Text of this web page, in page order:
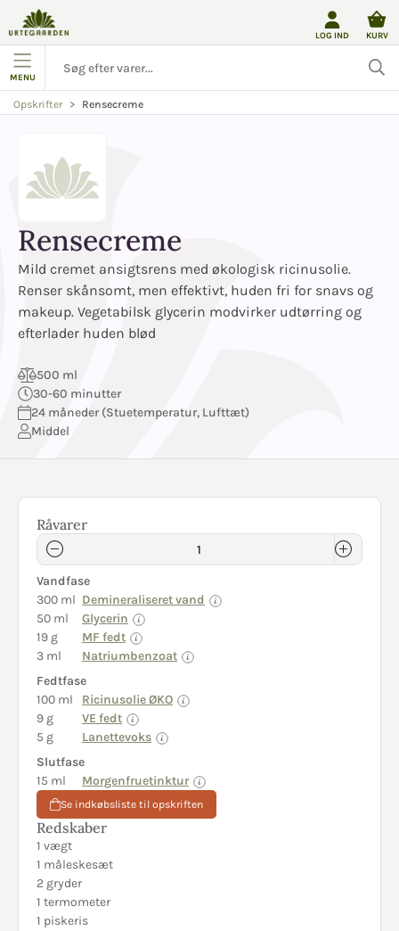
LOG IND KURV
MENU
Opskrifter Rensecreme
Rensecreme
Mild cremet ansigtsrens med økologisk ricinusolie.
Renser skånsomt, men effektivt, huden fri for snavs og
makeup. Vegetabilsk glycerin modvirker udtørring og
efterlader huden blød
500 ml
30-60 minutter
24 måneder (Stuetemperatur, Lufttæt)
Middel
Råvarer
Vandfase
300 ml Demineraliseret vand
50 ml
Glycerin
19 g
MF fedt
3 ml
Natriumbenzoat
Fedtfase
100 ml
Ricinusolie ØKO
9 g
VE fedt
5 g
Lanettevoks
Slutfase
15 ml
Morgenfruetinktur
Se indkøbsliste til opskriften
Redskaber
1 vægt
1 måleskesæt
2 gryder
1 termometer
1 piskeris